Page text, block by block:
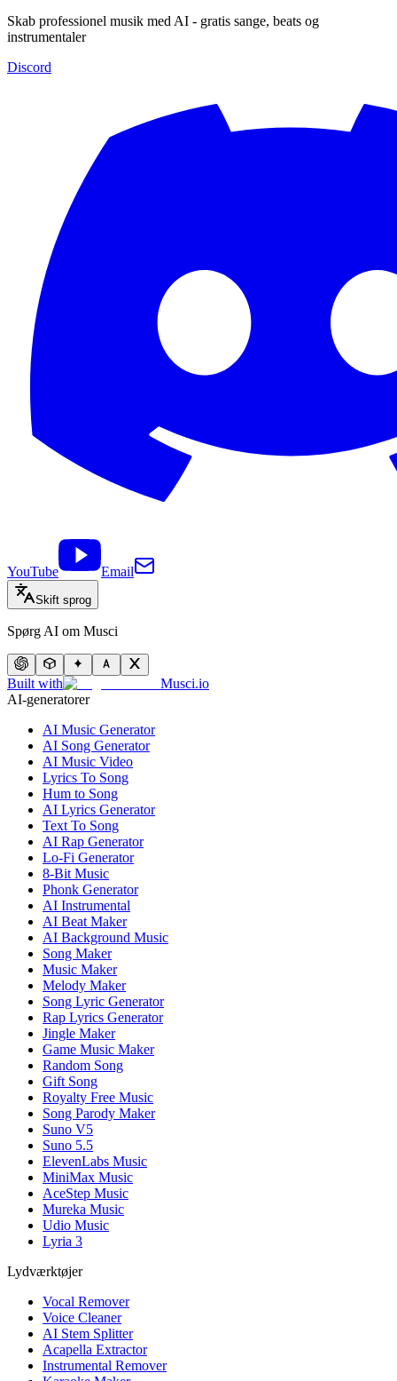
Skab professionel musik med AI - gratis sange, beats og
instrumentaler
Discord
YouTube Email
Skift sprog
Spørg AI om Musci
Built with
Musci.io
AI-generatorer
AI Music Generator
AI Song Generator
AI Music Video
Lyrics To Song
Hum to Song
AI Lyrics Generator
Text To Song
AI Rap Generator
Lo-Fi Generator
8-Bit Music
Phonk Generator
AI Instrumental
AI Beat Maker
AI Background Music
Song Maker
Music Maker
Melody Maker
Song Lyric Generator
Rap Lyrics Generator
Jingle Maker
Game Music Maker
Random Song
Gift Song
Royalty Free Music
Song Parody Maker
Suno V5
Suno 5.5
ElevenLabs Music
MiniMax Music
AceStep Music
Mureka Music
Udio Music
Lyria 3
Lydværktøjer
Vocal Remover
Voice Cleaner
AI Stem Splitter
Acapella Extractor
Instrumental Remover